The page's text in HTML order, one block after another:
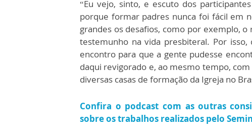
“Eu vejo, sinto, e escuto dos
porque formar padres nunca foi fácil em
grandes os desafios, como por exemplo,
testemunho na vida presbiteral. Por
encontro para que a gente pudesse
daqui revigorado e, ao mesmo tempo,
diversas casas de formação da Igreja no
Confira o podcast com as outras
sobre os trabalhos realizados pelo